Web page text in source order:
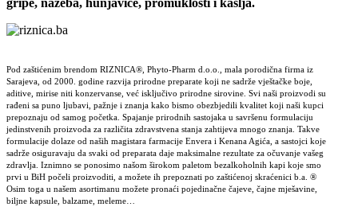
gripe, nazeba, hunjavice, promuklosti i kašlja.
Pod zaštićenim brendom RIZNICA®, Phyto-Pharm d.o.o., mala porodična firma iz
Sarajeva, od 2000. godine razvija prirodne preparate koji ne sadrže vještačke boje,
aditive, mirise niti konzervanse, već isključivo prirodne sirovine. Svi naši proizvodi su
rađeni sa puno ljubavi, pažnje i znanja kako bismo obezbjedili kvalitet koji naši kupci
prepoznaju od samog početka. Spajanje prirodnih sastojaka u savršenu formulaciju
jedinstvenih proizvoda za različita zdravstvena stanja zahtijeva mnogo znanja. Takve
formulacije dolaze od naših magistara farmacije Envera i Kenana Agića, a sastojci koje
sadrže osiguravaju da svaki od preparata daje maksimalne rezultate za očuvanje vašeg
zdravlja. Iznimno se ponosimo našom širokom paletom bezalkoholnih kapi koje smo
prvi u BiH počeli proizvoditi, a možete ih prepoznati po zaštićenoj skraćenici b.a. ®
Osim toga u našem asortimanu možete pronaći pojedinačne čajeve, čajne mješavine,
biljne kapsule, balzame, meleme…